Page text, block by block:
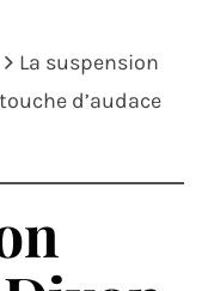
La suspension
d’audace